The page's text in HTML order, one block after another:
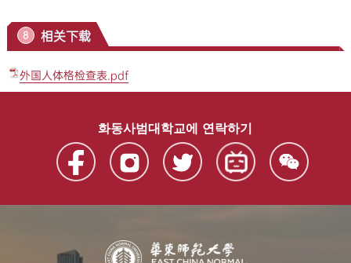
8 相关下载
外国人体格检查表.pdf
화동사범대학교에 연락하기